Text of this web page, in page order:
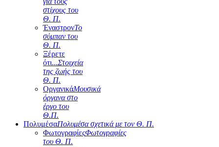
στίχους του
Θ. Π.
ΈναστρονΤο
σύμπαν του
Θ. Π.
Ξέρετε
ότι...Στοιχεία
της ζωής του
Θ. Π.
ΟργανικάΜουσικά
όργανα στο
έργο του
Θ.Π.
ΠολυμέσαΠολυμέσα σχετικά με τον Θ. Π.
ΦωτογραφίεςΦωτογραφίες
του Θ. Π.